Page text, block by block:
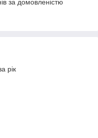
за домовленістю
рік